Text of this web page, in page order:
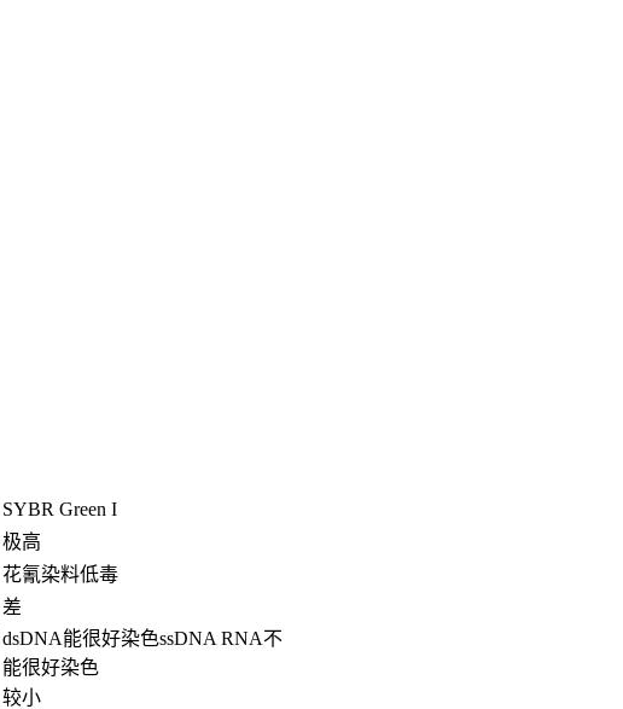
SYBR Green I
极高
花氰染料低毒
差
dsDNA能很好染色ssDNA RNA不
能很好染色
较小